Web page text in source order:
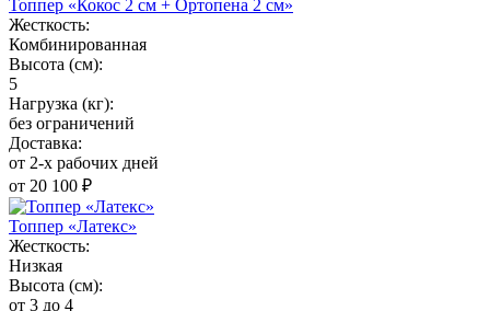
Топпер «Кокос 2 см + Ортопена 2 см»
Жесткость:
Комбинированная
Высота (см):
5
Нагрузка (кг):
без ограничений
Доставка:
от 2-х рабочих дней
от 20 100 ₽
Топпер «Латекс»
Жесткость:
Низкая
Высота (см):
от 3 до 4